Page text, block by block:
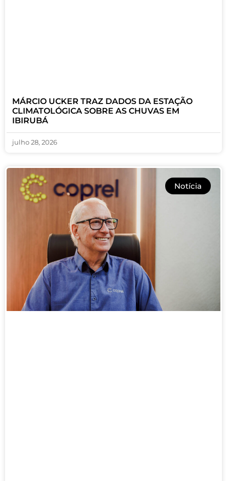
MÁRCIO UCKER TRAZ DADOS DA ESTAÇÃO
CLIMATOLÓGICA SOBRE AS CHUVAS EM
IBIRUBÁ
julho 28, 2026
Notícia